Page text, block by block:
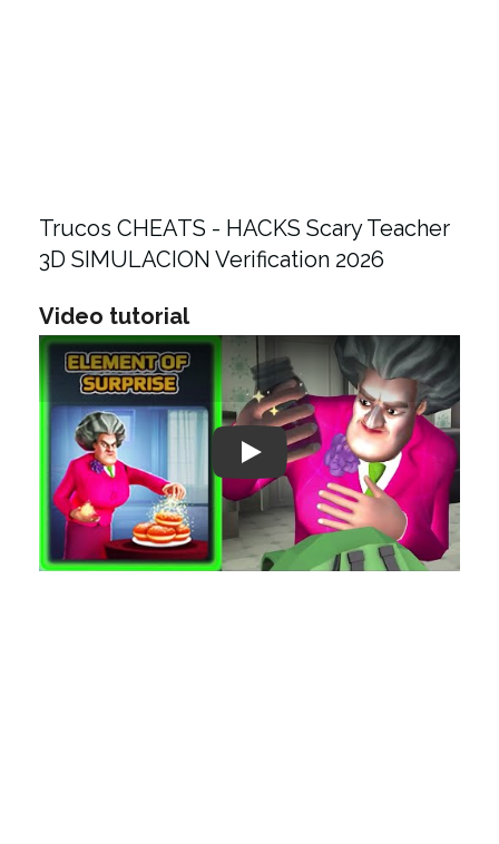
Trucos CHEATS - HACKS Scary Teacher
3D SIMULACION Verification 2026
Video tutorial
Play: Keynote (Google I/O '18)